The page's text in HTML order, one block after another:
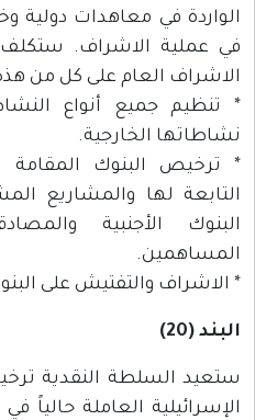
الواردة في معاهدات دولية
في عملية الاشراف. ستكلف
الاشراف العام على كل من
* تنظيم جميع أنواع
نشاطاتها الخارجية.
* ترخيص البنوك المقامة
التابعة لها والمشاريع
البنوك الأجنبية
المساهمين.
* الاشراف والتفتيش على
البند (20)
ستعيد السلطة النقدية
الإسرائيلية العاملة حالياً